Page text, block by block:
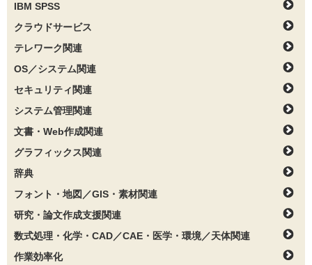
IBM SPSS
クラウドサービス
テレワーク関連
OS／システム関連
セキュリティ関連
システム管理関連
文書・Web作成関連
グラフィックス関連
辞典
フォント・地図／GIS・素材関連
研究・論文作成支援関連
数式処理・化学・CAD／CAE・医学・環境／天体関連
作業効率化